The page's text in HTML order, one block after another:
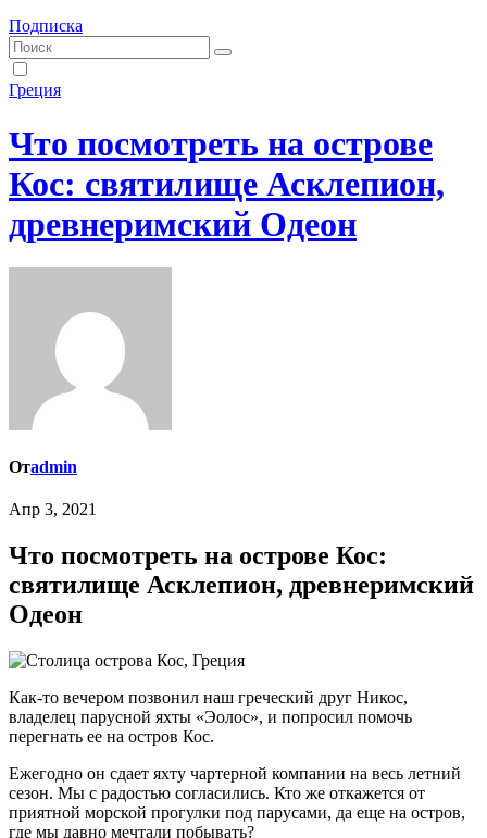
Подписка
Греция
Что посмотреть на острове
Кос: святилище Асклепион,
древнеримский Одеон
Отadmin
Апр 3, 2021
Что посмотреть на острове Кос:
святилище Асклепион, древнеримский
Одеон
Как-то вечером позвонил наш греческий друг Никос,
владелец парусной яхты «Эолос», и попросил помочь
перегнать ее на остров Кос.
Ежегодно он сдает яхту чартерной компании на весь летний
сезон. Мы с радостью согласились. Кто же откажется от
приятной морской прогулки под парусами, да еще на остров,
где мы давно мечтали побывать?